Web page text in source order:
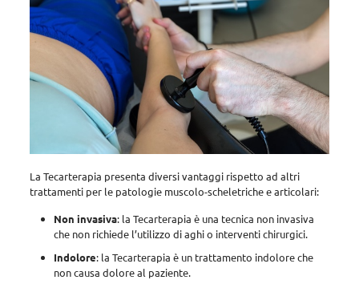
La Tecarterapia presenta diversi vantaggi rispetto ad altri
trattamenti per le patologie muscolo-scheletriche e articolari:
Non invasiva: la Tecarterapia è una tecnica non invasiva
che non richiede l’utilizzo di aghi o interventi chirurgici.
Indolore: la Tecarterapia è un trattamento indolore che
non causa dolore al paziente.